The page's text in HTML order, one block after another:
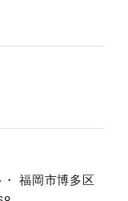
福岡市博多区